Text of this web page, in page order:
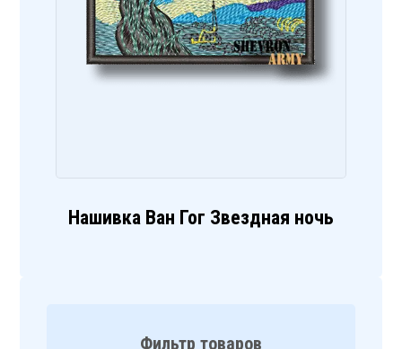
Нашивка Ван Гог Звездная ночь
Фильтр товаров